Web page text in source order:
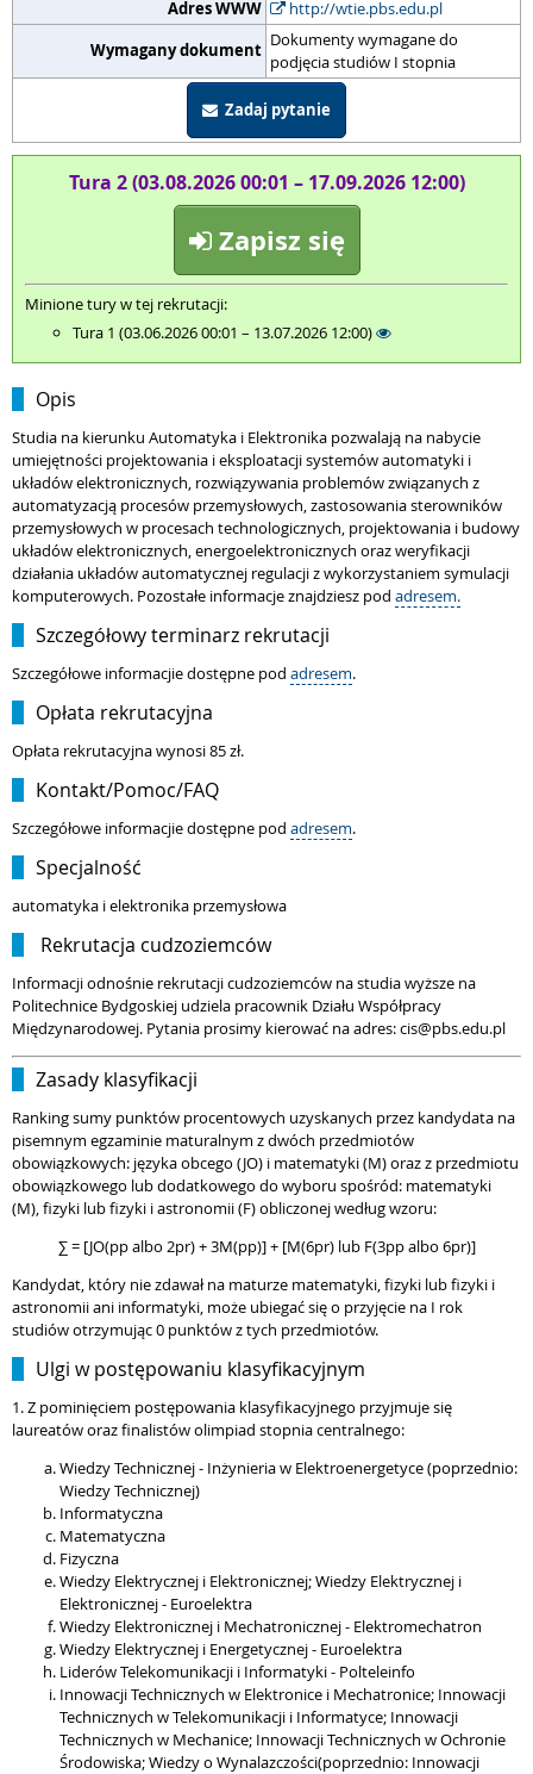
Adres WWW
http://wtie.pbs.edu.pl
Wymagany dokument Dokumenty wymagane do
podjęcia studiów I stopnia
Zadaj pytanie
Tura 2 (03.08.2026 00:01 – 17.09.2026 12:00)
Zapisz się
Minione tury w tej rekrutacji:
Tura 1 (03.06.2026 00:01 – 13.07.2026 12:00)
Opis
Studia na kierunku Automatyka i Elektronika pozwalają na nabycie
umiejętności projektowania i eksploatacji systemów automatyki i
układów elektronicznych, rozwiązywania problemów związanych z
automatyzacją procesów przemysłowych, zastosowania sterowników
przemysłowych w procesach technologicznych, projektowania i budowy
układów elektronicznych, energoelektronicznych oraz weryfikacji
działania układów automatycznej regulacji z wykorzystaniem symulacji
komputerowych. Pozostałe informacje znajdziesz pod adresem.
Szczegółowy terminarz rekrutacji
Szczegółowe informacjie dostępne pod adresem.
Opłata rekrutacyjna
Opłata rekrutacyjna wynosi 85 zł.
Kontakt/Pomoc/FAQ
Szczegółowe informacjie dostępne pod adresem.
Specjalność
automatyka i elektronika przemysłowa
Rekrutacja cudzoziemców
Informacji odnośnie rekrutacji cudzoziemców na studia wyższe na
Politechnice Bydgoskiej udziela pracownik Działu Współpracy
Międzynarodowej. Pytania prosimy kierować na adres: cis@pbs.edu.pl
Zasady klasyfikacji
Ranking sumy punktów procentowych uzyskanych przez kandydata na
pisemnym egzaminie maturalnym z dwóch przedmiotów
obowiązkowych: języka obcego (JO) i matematyki (M) oraz z przedmiotu
obowiązkowego lub dodatkowego do wyboru spośród: matematyki
(M), fizyki lub fizyki i astronomii (F) obliczonej według wzoru:
∑ = [JO(pp albo 2pr) + 3M(pp)] + [M(6pr) lub F(3pp albo 6pr)]
Kandydat, który nie zdawał na maturze matematyki, fizyki lub fizyki i
astronomii ani informatyki, może ubiegać się o przyjęcie na I rok
studiów otrzymując 0 punktów z tych przedmiotów.
Ulgi w postępowaniu klasyfikacyjnym
1. Z pominięciem postępowania klasyfikacyjnego przyjmuje się
laureatów oraz finalistów olimpiad stopnia centralnego:
Wiedzy Technicznej - Inżynieria w Elektroenergetyce (poprzednio:
Wiedzy Technicznej)
Informatyczna
Matematyczna
Fizyczna
Wiedzy Elektrycznej i Elektronicznej; Wiedzy Elektrycznej i
Elektronicznej - Euroelektra
Wiedzy Elektronicznej i Mechatronicznej - Elektromechatron
Wiedzy Elektrycznej i Energetycznej - Euroelektra
Liderów Telekomunikacji i Informatyki - Polteleinfo
Innowacji Technicznych w Elektronice i Mechatronice; Innowacji
Technicznych w Telekomunikacji i Informatyce; Innowacji
Technicznych w Mechanice; Innowacji Technicznych w Ochronie
Środowiska; Wiedzy o Wynalazczości(poprzednio: Innowacji